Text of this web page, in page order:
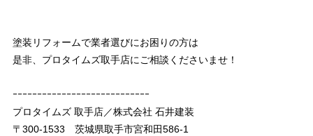
塗装リフォームで業者選びにお困りの方は
是非、プロタイムズ取手店にご相談くださいませ！
ｰｰｰｰｰｰｰｰｰｰｰｰｰｰｰｰｰｰｰｰｰｰｰｰｰｰｰｰ
プロタイムズ 取手店／株式会社 石井建装
〒300-1533 茨城県取手市宮和田586-1